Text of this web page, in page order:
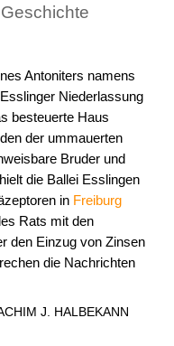
Antoniters namens
Niederlassung
besteuerte Haus
der ummauerten
Bruder und
die Ballei Esslingen
in Freiburg
Rats mit den
den Einzug von Zinsen
die Nachrichten
J. HALBEKANN